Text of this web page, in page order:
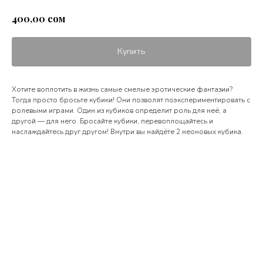
400,00 сом
Купить
Хотите воплотить в жизнь самые смелые эротические фантазии?
Тогда просто бросьте кубики! Они позволят поэкспериментировать с
ролевыми играми. Один из кубиков определит роль для неё, а
другой — для него. Бросайте кубики, перевоплощайтесь и
наслаждайтесь друг другом! Внутри вы найдёте 2 неоновых кубика.